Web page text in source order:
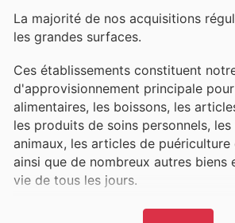
La majorité de nos acquisitions
les grandes surfaces.
Ces établissements constituent
d'approvisionnement principale
alimentaires, les boissons, les
les produits de soins personnels,
animaux, les articles de
ainsi que de nombreux autres biens
vie de tous les jours.
Bien que certaines dépenses soient